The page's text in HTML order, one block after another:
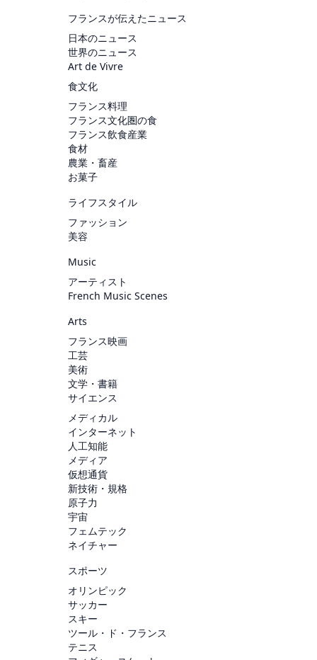
フランスが伝えたニュース
日本のニュース
世界のニュース
Art de Vivre
食文化
フランス料理
フランス文化圏の食
フランス飲食産業
食材
農業・畜産
お菓子
ライフスタイル
ファッション
美容
Music
アーティスト
French Music Scenes
Arts
フランス映画
工芸
美術
文学・書籍
サイエンス
メディカル
インターネット
人工知能
メディア
仮想通貨
新技術・規格
原子力
宇宙
フェムテック
ネイチャー
スポーツ
オリンピック
サッカー
スキー
ツール・ド・フランス
テニス